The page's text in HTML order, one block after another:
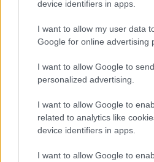
device identifiers in apps.
I want to allow my user data
Google for online advertising
I want to allow Google to
personalized advertising.
I want to allow Google to
related to analytics like
device identifiers in apps.
I want to allow Google to
Loading...
Προσθήκη
ΣΗΜΕΡΑ ΣΤΟ